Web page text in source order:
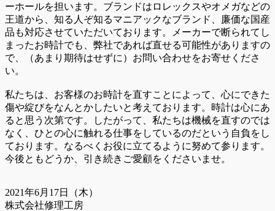
ーホールを担います。ブランドはロレックスやオメガなどの
王道から、知る人ぞ知るマニアックなブランド、廉価な国産
品も対応させていただいております。メーカーで断られてし
まったお時計でも、弊社であれば直せる可能性がありますの
で、（あまり期待はせずに）お問い合わせをお寄せくださ
い。
私たちは、お客様のお時計を直すことによって、心にできた
傷や綻びをなんとかしたいと考えております。時計は心にあ
ると思う次第です。したがって、私たちは機械を直すのでは
なく、ひとの心に触れる仕事をしているのだという自負をし
ております。なるべくお役に立てるように努めて参ります。
今後ともどうか、引き続きご愛顧をくださいませ。
2021年6月17日（木）
株式会社修理工房